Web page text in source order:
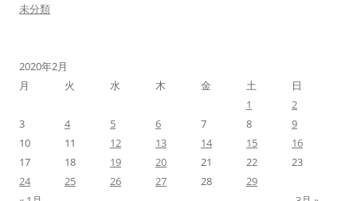
未分類
2020年2月
月
火 水 木 金 土
日
1
2
3
4 5 6 7 8
9
10
11 12 13 14 15
16
17
18 19 20 21 22
23
24
25 26 27 28
29